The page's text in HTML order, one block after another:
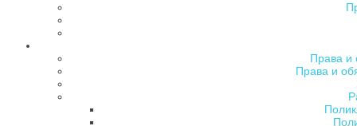
Права и
Права и